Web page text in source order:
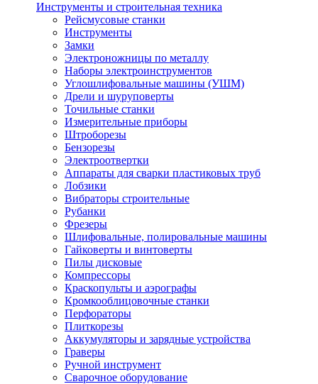
Инструменты и строительная техника
Рейсмусовые станки
Инструменты
Замки
Электроножницы по металлу
Наборы электроинструментов
Углошлифовальные машины (УШМ)
Дрели и шуруповерты
Точильные станки
Измерительные приборы
Штроборезы
Бензорезы
Электроотвертки
Аппараты для сварки пластиковых труб
Лобзики
Вибраторы строительные
Рубанки
Фрезеры
Шлифовальные, полировальные машины
Гайковерты и винтоверты
Пилы дисковые
Компрессоры
Краскопульты и аэрографы
Кромкооблицовочные станки
Перфораторы
Плиткорезы
Аккумуляторы и зарядные устройства
Граверы
Ручной инструмент
Сварочное оборудование